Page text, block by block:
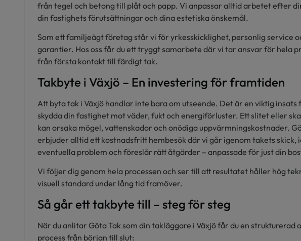
från tegel och betong till plåt och papp. Vi anpassar alltid arbetet efter
din fastighets förutsättningar och dina estetiska önskemål.
Som ett familjeägt företag står vi för yrkesskicklighet, personlig service
garantier. Hos oss får du ett tryggt samarbete där vi tar ansvar för hela
från första kontakt till färdigt tak.
Takbyte i Växjö – En investering för framtiden
Att byta tak i Växjö handlar inte bara om utseende. Det är en viktig insats
skydda din fastighet mot väder, fukt och energiförluster. Ett slitet eller
kan orsaka mögel, vattenskador och onödiga uppvärmningskostnader.
erbjuder alltid ett kostnadsfritt hembesök där vi går igenom takets skick,
eventuella problem och föreslår rätt åtgärder – anpassade för just din
Vi följer dig genom hela processen och ser till att resultatet håller hög
visuell standard under lång tid framöver.
Så går ett takbyte till – steg för steg
När du anlitar Göta Tak som din takläggare i Växjö får du en strukturerad
process från början till slut: